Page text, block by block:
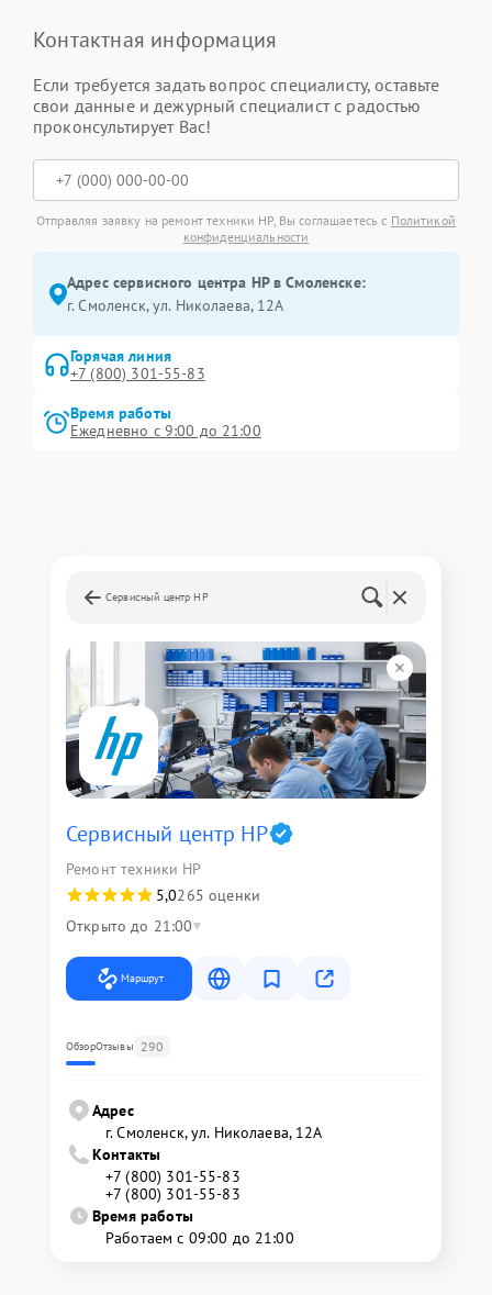
Контактная информация
Если требуется задать вопрос специалисту, оставьте
свои данные и дежурный специалист с радостью
проконсультирует Вас!
Отправляя заявку на ремонт техники HP, Вы соглашаетесь с Политикой
конфиденциальности
Адрес сервисного центра HP в Смоленске:
г. Смоленск, ул. Николаева, 12А
Горячая линия
+7 (800) 301-55-83
Время работы
Ежедневно с 9:00 до 21:00
Сервисный центр HP
Сервисный центр HP
Ремонт техники HP
5,0265 оценки
Открыто до 21:00
Маршрут
ОбзорОтзывы 290
Адрес
г. Смоленск, ул. Николаева, 12А
Контакты
+7 (800) 301-55-83
+7 (800) 301-55-83
Время работы
Работаем с 09:00 до 21:00